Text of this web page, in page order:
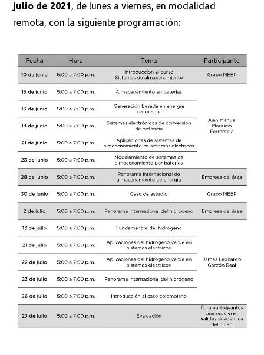
julio de 2021, de lunes a viernes, en modalidad
remota, con la siguiente programación: